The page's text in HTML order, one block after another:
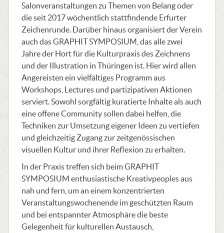
Salonveranstaltungen zu Themen von Belang oder
die seit 2017 wöchentlich stattfindende Erfurter
Zeichenrunde. Darüber hinaus organisiert der Verein
auch das GRAPHIT SYMPOSIUM, das alle zwei
Jahre der Hort für die Kulturpraxis des Zeichnens
und der Illustration in Thüringen ist. Hier wird allen
Angereisten ein vielfältiges Programm aus
Workshops, Lectures und partizipativen Aktionen
serviert. Sowohl sorgfältig kuratierte Inhalte als auch
eine offene Community sollen dabei helfen, die
Techniken zur Umsetzung eigener Ideen zu vertiefen
und gleichzeitig Zugang zur zeitgenössischen
visuellen Kultur und ihrer Reflexion zu erhalten.
In der Praxis treffen sich beim GRAPHIT
SYMPOSIUM enthusiastische Kreativpeoples aus
nah und fern, um an einem konzentrierten
Veranstaltungswochenende im geschützten Raum
und bei entspannter Atmosphäre die beste
Gelegenheit für kulturellen Austausch,